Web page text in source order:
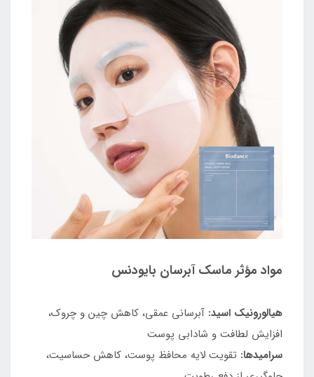
مواد مؤثر ماسک آبرسان بایودنس
هیالورونیک اسید: آبرسانی عمقی، کاهش چین و چروک،
افزایش لطافت و شادابی پوست
سرامیدها: تقویت لایه محافظ پوست، کاهش حساسیت،